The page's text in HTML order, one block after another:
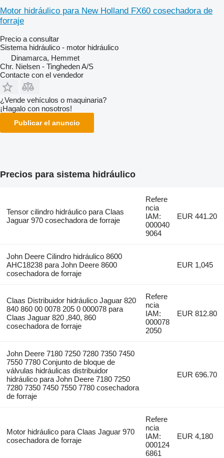
Motor hidráulico para New Holland FX60 cosechadora de
forraje
Precio a consultar
Sistema hidráulico - motor hidráulico
Dinamarca, Hemmet
Chr. Nielsen - Tingheden A/S
Contacte con el vendedor
¿Vende vehículos o maquinaria?
¡Hagalo con nosotros!
Publicar el anuncio
Precios para sistema hidráulico
Tensor cilindro hidráulico para Claas
Jaguar 970 cosechadora de forraje
Refere
ncia
IAM:
000040
9064
EUR 441.20
John Deere Cilindro hidráulico 8600
AHC18238 para John Deere 8600
cosechadora de forraje
EUR 1,045
Claas Distribuidor hidráulico Jaguar 820
840 860 00 0078 205 0 000078 para
Claas Jaguar 820 ,840, 860
cosechadora de forraje
Refere
ncia
IAM:
000078
2050
EUR 812.80
John Deere 7180 7250 7280 7350 7450
7550 7780 Conjunto de bloque de
válvulas hidráulicas distribuidor
hidráulico para John Deere 7180 7250
7280 7350 7450 7550 7780 cosechadora
de forraje
EUR 696.70
Motor hidráulico para Claas Jaguar 970
cosechadora de forraje
Refere
ncia
IAM:
000124
6861
EUR 4,180